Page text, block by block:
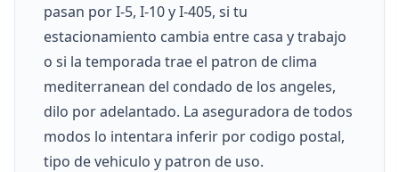
pasan por I-5, I-10 y I-405, si tu
estacionamiento cambia entre casa y trabajo
o si la temporada trae el patron de clima
mediterranean del condado de los angeles,
dilo por adelantado. La aseguradora de todos
modos lo intentara inferir por codigo postal,
tipo de vehiculo y patron de uso.